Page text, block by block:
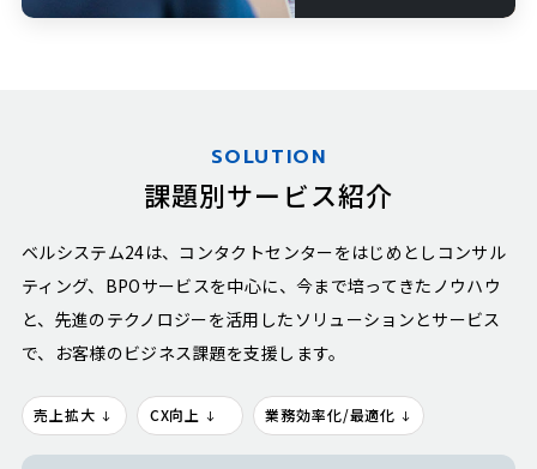
SOLUTION
課題別サービス紹介
ベルシステム24は、コンタクトセンターをはじめとし コンサル
ティング、BPOサービスを中心に、 今まで培ってきたノウハウ
と、先進のテクノロジーを活用したソリューションとサービス
で、お客様のビジネス課題を支援します。
売上拡大 CX向上 業務効率化/最適化